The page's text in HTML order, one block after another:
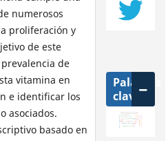
numerosos
proliferación y
de este
de
vitamina en
e identificar los
asociados.
basado en
Palabras
clave
fibrilación auricularanticoagulación
enfermedad de chagas
leishmaniasis
vectores
productos naturales
síndrome de lynch
cáncer colorrectal
apolipoproteina b riesgo aterogénico
dengue
leptospira
anticuerpos
itapúa
anciano
saliva
familiares